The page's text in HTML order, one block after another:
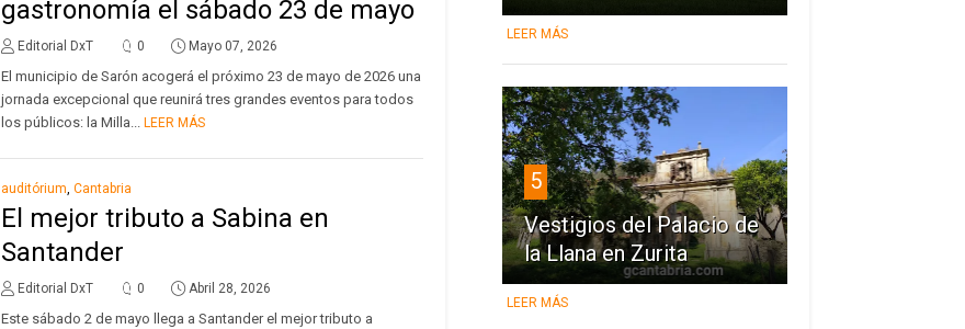
gastronomía el sábado 23 de mayo
Editorial DxT 0 Mayo 07, 2026
El municipio de Sarón acogerá el próximo 23 de mayo de 2026 una
jornada excepcional que reunirá tres grandes eventos para todos
los públicos: la Milla... LEER MÁS
auditórium, Cantabria
El mejor tributo a Sabina en
Santander
Editorial DxT 0 Abril 28, 2026
Este sábado 2 de mayo llega a Santander el mejor tributo a
LEER MÁS
5
Vestigios del Palacio de
la Llana en Zurita
LEER MÁS